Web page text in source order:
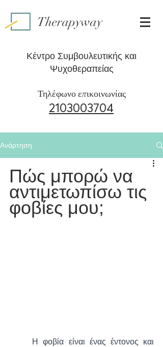
Therapyway
Κέντρο Συμβουλευτικής και
Ψυχοθεραπείας
Τηλέφωνο επικοινωνίας
2103003704
Ανάρτηση
Πώς μπορώ να
αντιμετωπίσω τις
φοβίες μου;
Η φοβία είναι ένας έντονος και